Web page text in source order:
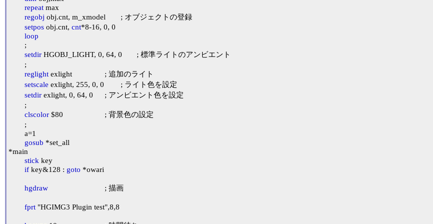
repeat max
regobj obj.cnt, m_xmodel	; オブジェクトの登録
setpos obj.cnt, cnt*8-16, 0, 0
loop
setdir HGOBJ_LIGHT, 0, 64, 0	; 標準ライトのアンビエント
reglight exlight		; 追加のライト
setscale exlight, 255, 0, 0	; ライト色を設定
setdir exlight, 0, 64, 0	; アンビエント色を設定
clscolor $80			; 背景色の設定
gosub *set_all
*main
stick key
if key&128 : goto *owari
hgdraw
fprt "HGIMG3 Plugin test",8,8